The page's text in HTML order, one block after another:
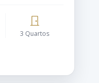
3 Quartos